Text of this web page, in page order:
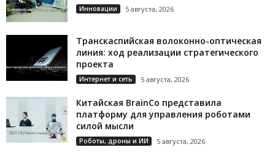
Инновации 5 августа, 2026
Транскаспийская волоконно-оптическая
линия: ход реализации стратегического
проекта
Интернет и сеть 5 августа, 2026
Китайская BrainCo представила
платформу для управления роботами
силой мысли
Роботы, дроны и ИИ 5 августа, 2026